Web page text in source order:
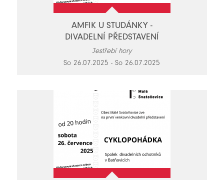
AMFIK U STUDÁNKY -
DIVADELNÍ PŘEDSTAVENÍ
Jestřebí hory
So 26.07.2025 - So 26.07.2025